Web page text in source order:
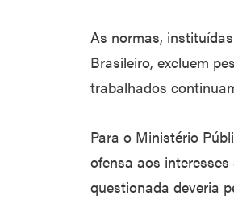
As normas,
Brasileiro, excluem
trabalhados
Para o Ministério
ofensa aos
questionada deveria